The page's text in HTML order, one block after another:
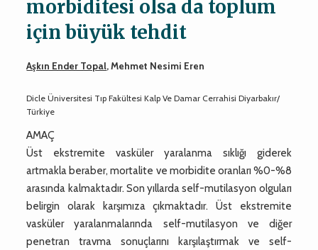
morbiditesi olsa da toplum
için büyük tehdit
Aşkın Ender Topal, Mehmet Nesimi Eren
Dicle Üniversitesi Tıp Fakültesi Kalp Ve Damar Cerrahisi Diyarbakır/
Türkiye
AMAÇ
Üst ekstremite vasküler yaralanma sıklığı giderek
artmakla beraber, mortalite ve morbidite oranları %0-%8
arasında kalmaktadır. Son yıllarda self-mutilasyon olguları
belirgin olarak karşımıza çıkmaktadır. Üst ekstremite
vasküler yaralanmalarında self-mutilasyon ve diğer
penetran travma sonuçlarını karşılaştırmak ve self-